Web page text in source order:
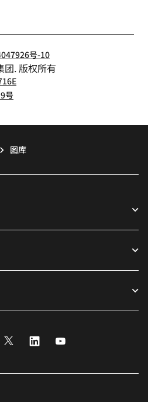
号-10
. 版权所有
号
图库
Twitter LinkedIn